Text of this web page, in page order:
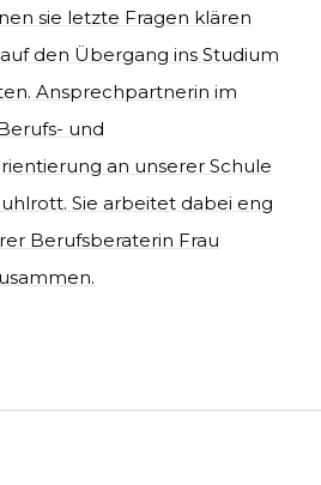
sie letzte Fragen klären
den Übergang ins Studium
Ansprechpartnerin im
und
an unserer Schule
Sie arbeitet dabei eng
Berufsberaterin Frau